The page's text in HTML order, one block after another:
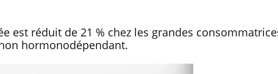
est réduit de 21 % chez les grandes
hormonodépendant.